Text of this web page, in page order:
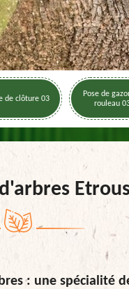
de clôture 03
Pose de
rouleau
: une spécialité